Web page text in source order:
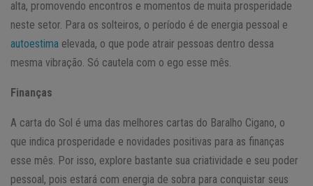
alta, promovendo encontros e momentos de muita prosperidade
neste setor. Para os solteiros, o período é de energia pessoal e
autoestima elevada, o que pode atrair pessoas dentro dessa
mesma vibração. Só cautela com o ego esse mês.
Finanças
A carta do Sol é uma das melhores cartas do Baralho Cigano, o
que indica prosperidade e novidades positivas para as finanças
esse mês. Por isso, explore bastante sua criatividade e seu poder
pessoal, pois estará com energia de sobra para conquistar seus